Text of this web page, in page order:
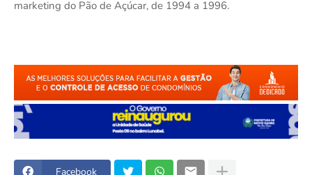
marketing do Pão de Açúcar, de 1994 a 1996.
Facebook